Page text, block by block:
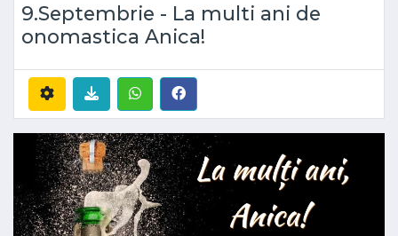
9.Septembrie - La multi ani de
onomastica Anica!